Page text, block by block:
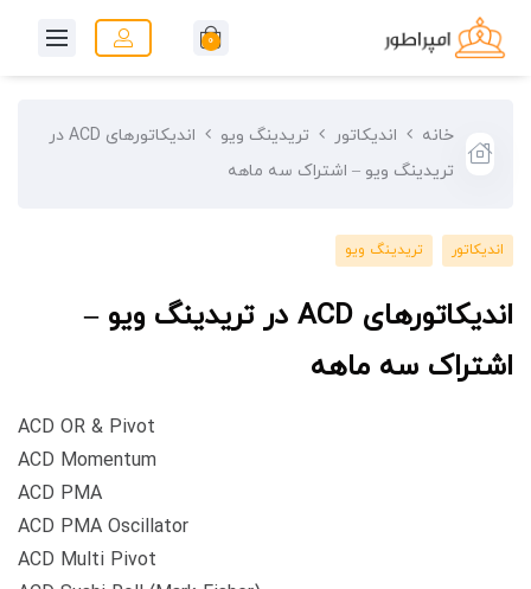
0
خانه اندیکاتور تریدینگ ویو
اندیکاتورهای ACD در
تریدینگ ویو – اشتراک سه ماهه
اندیکاتور تریدینگ ویو
اندیکاتورهای ACD در تریدینگ ویو –
اشتراک سه ماهه
ACD OR & Pivot